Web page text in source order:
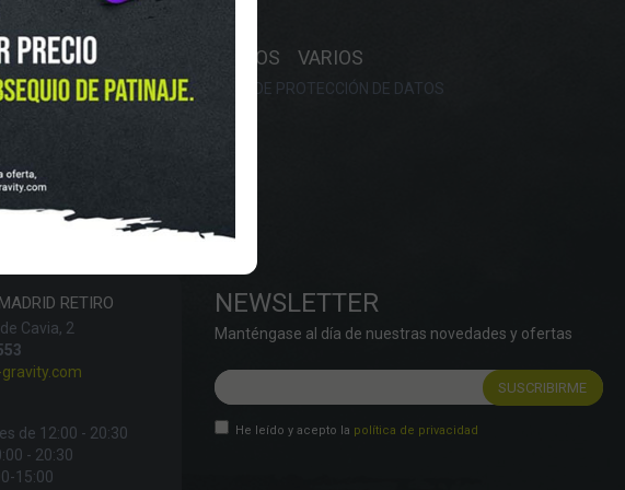
SITUACIÓN Y HORARIO
ACCESORIOS RECAMBIOS VARIOS
POLÍTICA DE COOKIES POLÍTICA DE PROTECCIÓN DE DATOS
RETIRO
Cavia, 2
de 12:00 - 20:30
- 20:30
15:00
NEWSLETTER
Manténgase al día de nuestras novedades y ofertas
He leído y acepto la política de privacidad